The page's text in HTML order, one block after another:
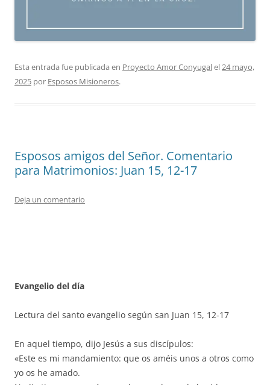
Esta entrada fue publicada en Proyecto Amor Conyugalel24 mayo,
2025 por Esposos Misioneros.
Esposos amigos del Señor. Comentario
para Matrimonios: Juan 15, 12-17
Deja un comentario
Evangelio del día
Lectura del santo evangelio según san Juan 15, 12-17
En aquel tiempo, dijo Jesús a sus discípulos:
«Este es mi mandamiento: que os améis unos a otros como
yo os he amado.